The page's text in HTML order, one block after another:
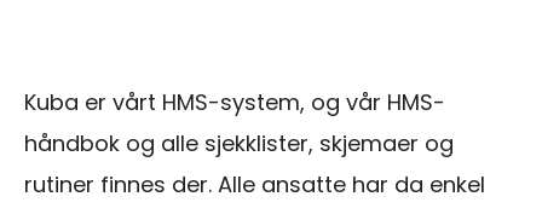
Kuba er vårt HMS-system, og vår HMS-
håndbok og alle sjekklister, skjemaer og
rutiner finnes der. Alle ansatte har da enkel